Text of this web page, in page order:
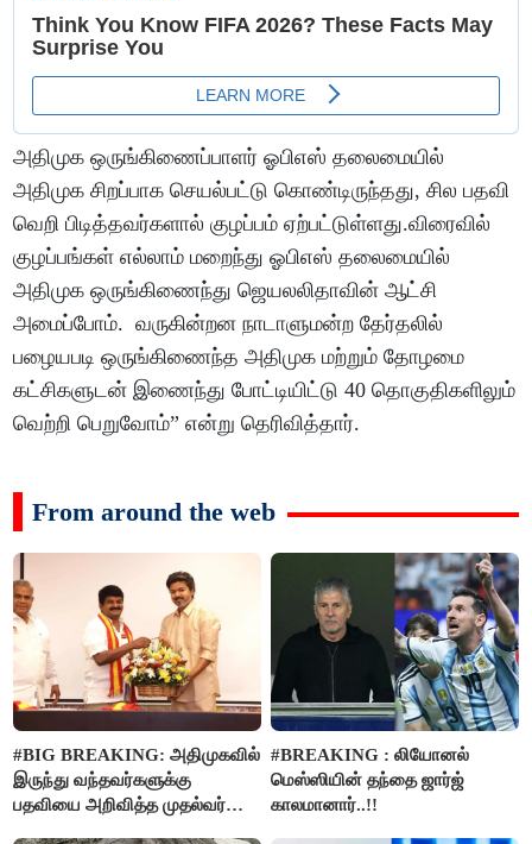
அதிமுக ஒருங்கிணைப்பாளர் ஓபிஎஸ் தலைமையில்
அதிமுக சிறப்பாக செயல்பட்டு கொண்டிருந்தது, சில பதவி
வெறி பிடித்தவர்களால் குழப்பம் ஏற்பட்டுள்ளது.விரைவில்
குழப்பங்கள் எல்லாம் மறைந்து ஓபிஎஸ் தலைமையில்
அதிமுக ஒருங்கிணைந்து ஜெயலலிதாவின் ஆட்சி
அமைப்போம். வருகின்றன நாடாளுமன்ற தேர்தலில்
பழையபடி ஒருங்கிணைந்த அதிமுக மற்றும் தோழமை
கட்சிகளுடன் இணைந்து போட்டியிட்டு 40 தொகுதிகளிலும்
வெற்றி பெறுவோம்” என்று தெரிவித்தார்.
From around the web
#BIG BREAKING: அதிமுகவில்
இருந்து வந்தவர்களுக்கு
பதவியை அறிவித்த முதல்வர்
#BREAKING : லியோனல்
மெஸ்ஸியின் தந்தை ஜார்ஜ்
காலமானார்..!!